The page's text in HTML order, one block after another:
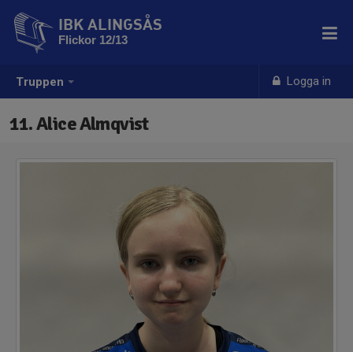
Truppen Logga in
IBK ALINGSÅS
Flickor 12/13
11. Alice Almqvist